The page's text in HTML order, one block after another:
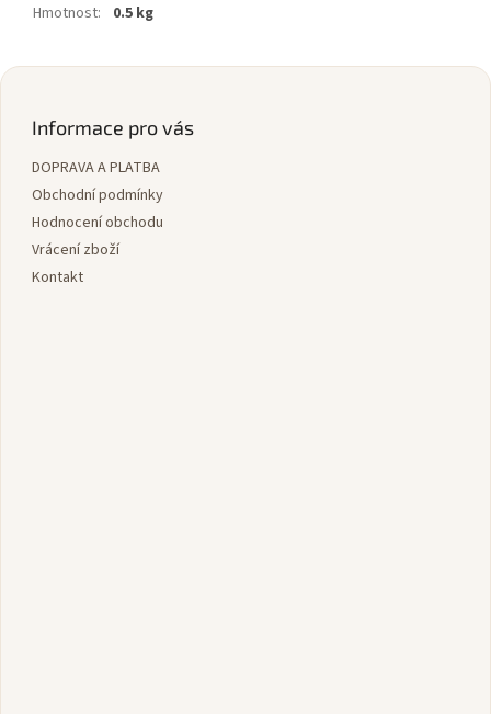
Hmotnost: 0.5 kg
Z
Informace pro vás
DOPRAVA A PLATBA
Obchodní podmínky
Hodnocení obchodu
Vrácení zboží
Kontakt